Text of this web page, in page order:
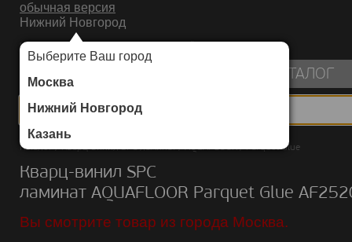
обычная версия
Нижний Новгород
Выберите Ваш город
Москва
Нижний Новгород
Казань
ИНТЕРНЕТ-МАГАЗИН НАПОЛЬНЫХ ПОКРЫТИЙ
КАТАЛОГ
Каталог/Кварц-винил SPC ламинат/AQUAFLOOR/Parquet Glue
Кварц-винил SPC
ламинат AQUAFLOOR Parquet Glue
Вы смотрите товар из города Москва.